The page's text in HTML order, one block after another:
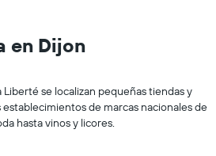
en Dijon
Liberté se localizan pequeñas tiendas y
de marcas nacionales de
hasta vinos y licores.